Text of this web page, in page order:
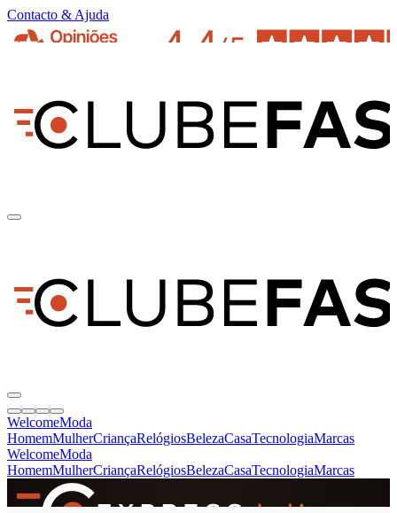
Contacto & Ajuda
WelcomeModa
HomemMulherCriançaRelógiosBelezaCasaTecnologiaMarcas
WelcomeModa
HomemMulherCriançaRelógiosBelezaCasaTecnologiaMarcas